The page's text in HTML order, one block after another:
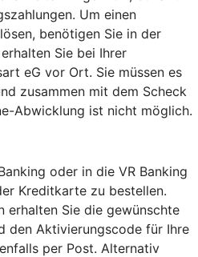
Um einen
benötigen Sie in der
Sie bei Ihrer
eG vor Ort. Sie müssen es
zusammen mit dem Scheck
Abwicklung ist nicht möglich.
oder in die VR Banking
Kreditkarte zu bestellen.
erhalten Sie die gewünschte
den Aktivierungscode für Ihre
per Post. Alternativ